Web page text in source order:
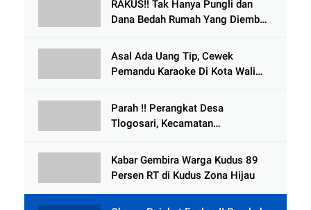
RAKUS!! Tak Hanya Pungli dan
Dana Bedah Rumah Yang Diembat,
Tlogowungu, di Duga
Selewengkan Bantuan Mushola
Asal Ada Uang Tip, Cewek
Pemandu Karaoke Di Kota Wali
Parah !! Perangkat Desa
Tlogosari, Kecamatan
Rumah dari BAZNAS
Kabar Gembira Warga Kudus 89
Persen RT di Kudus Zona Hijau